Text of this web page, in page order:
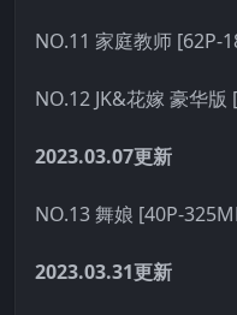
NO.11 家庭教师 [62P-
NO.12 JK&花嫁 豪华版
2023.03.07更新
NO.13 舞娘 [40P-
2023.03.31更新